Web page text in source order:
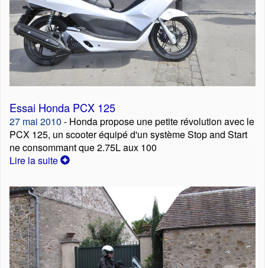
Essai Honda PCX 125
27 mai 2010 - Honda propose une petite révolution avec le
PCX 125, un scooter équipé d'un système Stop and Start
ne consommant que 2.75L aux 100
Lire la suite